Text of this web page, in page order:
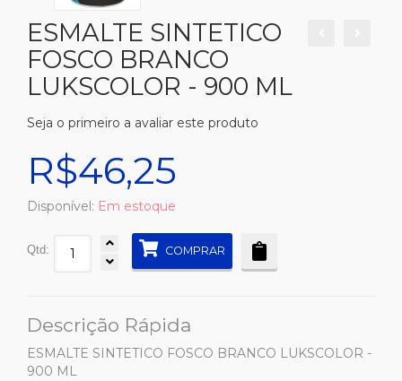
ESMALTE SINTETICO
FOSCO BRANCO
LUKSCOLOR - 900 ML
Seja o primeiro a avaliar este produto
R$46,25
Disponível: Em estoque
Qtd: COMPRAR
Descrição Rápida
ESMALTE SINTETICO FOSCO BRANCO LUKSCOLOR -
900 ML